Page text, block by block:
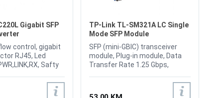
Gigabit SFP
control, gigabit
RJ45, Led
Safty
TP-Link TL-SM321A LC Single
Mode SFP Module
SFP (mini-GBIC) transceiver
module, Plug-in module, Data
Transfer Rate 1.25 Gbps,
Distance 10 km, Optical Wave
Length 1550 (TX) / 1310 (RX)